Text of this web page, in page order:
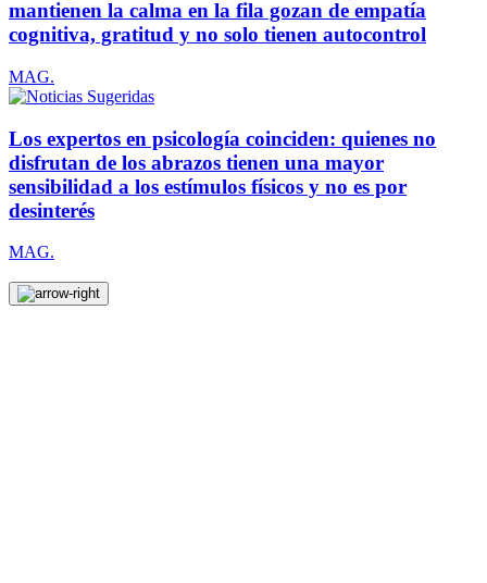
mantienen la calma en la fila gozan de empatía
cognitiva, gratitud y no solo tienen autocontrol
MAG.
Los expertos en psicología coinciden: quienes no
disfrutan de los abrazos tienen una mayor
sensibilidad a los estímulos físicos y no es por
desinterés
MAG.